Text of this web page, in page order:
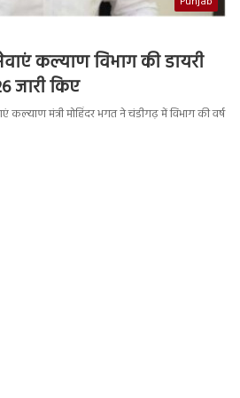
कल्याण विभाग की डायरी
किए
कल्याण मंत्री मोहिंदर भगत ने चंडीगढ़ में विभाग की वर्ष